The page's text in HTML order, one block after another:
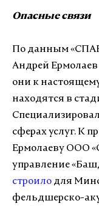
Опасные связи
По данным
Андрей
они к
находятся в
сферах услуг. К
Ермолаеву ООО
управление
строило для
фельдшерско-